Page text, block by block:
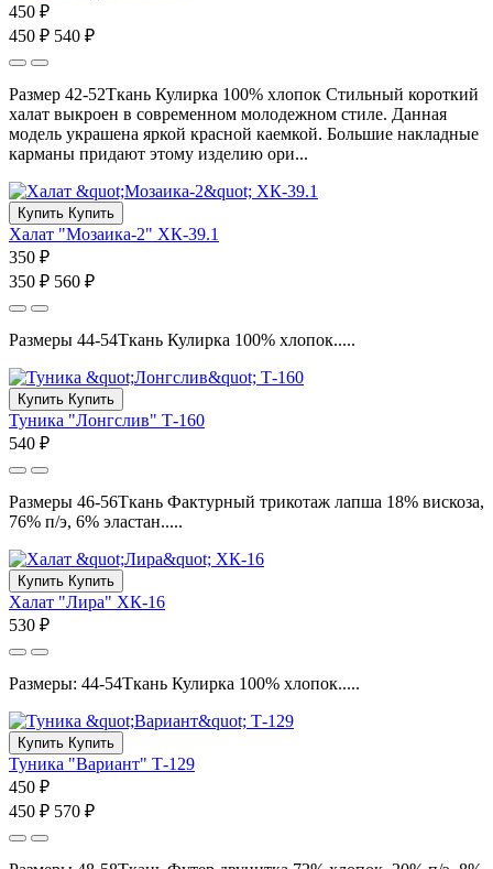
450 ₽
450 ₽ 540 ₽
Размер 42-52Ткань Кулирка 100% хлопок Стильный короткий
халат выкроен в современном молодежном стиле. Данная
модель украшена яркой красной каемкой. Большие накладные
карманы придают этому изделию ори...
Купить Купить
Халат "Мозаика-2" ХК-39.1
350 ₽
350 ₽ 560 ₽
Размеры 44-54Ткань Кулирка 100% хлопок.....
Купить Купить
Туника "Лонгслив" Т-160
540 ₽
Размеры 46-56Ткань Фактурный трикотаж лапша 18% вискоза,
76% п/э, 6% эластан.....
Купить Купить
Халат "Лира" ХК-16
530 ₽
Размеры: 44-54Ткань Кулирка 100% хлопок.....
Купить Купить
Туника "Вариант" Т-129
450 ₽
450 ₽ 570 ₽